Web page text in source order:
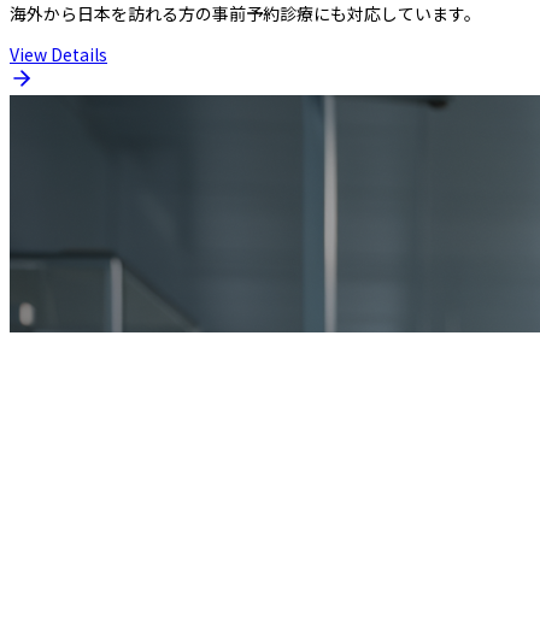
海外から日本を訪れる方の事前予約診療にも対応しています。
View Details